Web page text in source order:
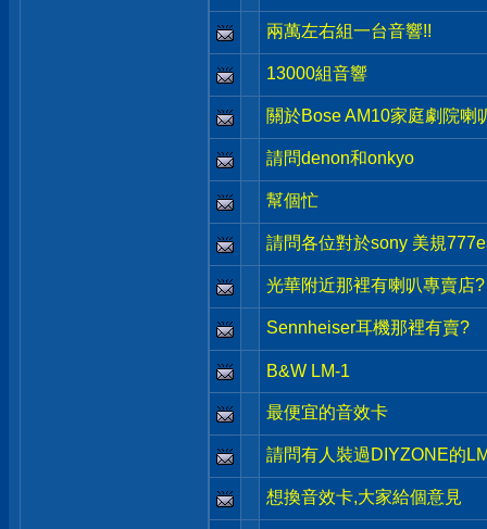
兩萬左右組一台音響!!
13000組音響
關於Bose AM10家庭劇院喇
請問denon和onkyo
幫個忙
請問各位對於sony 美規
光華附近那裡有喇叭專賣店?
Sennheiser耳機那裡有賣?
B&W LM-1
最便宜的音效卡
請問有人裝過DIYZONE的
想換音效卡,大家給個意見